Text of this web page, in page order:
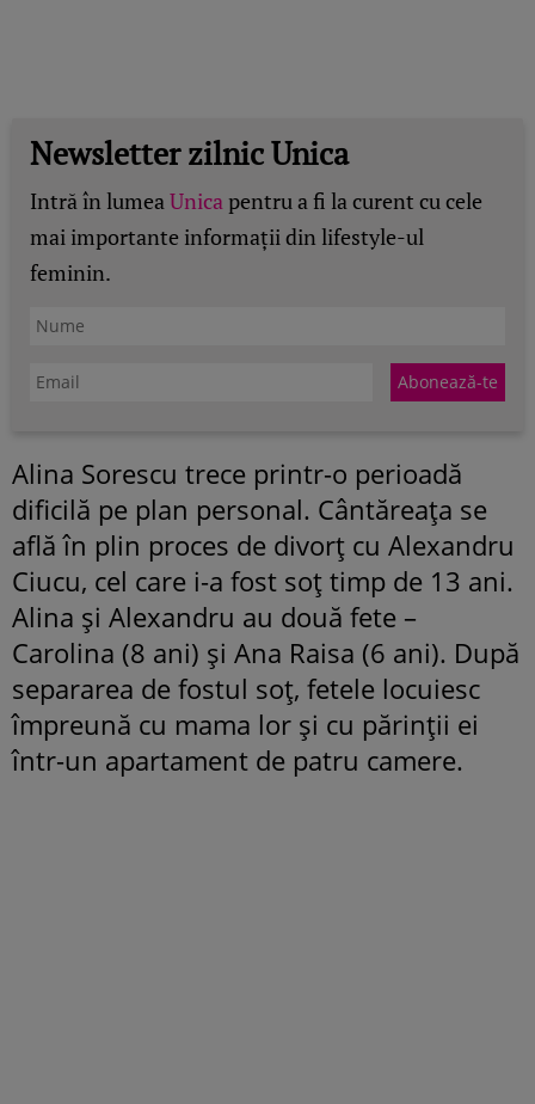
Newsletter zilnic Unica
Intră în lumeaUnicapentru a fi la curent cu cele
mai importante informații din lifestyle-ul
feminin.
Alina Sorescu trece printr-o perioadă
dificilă pe plan personal. Cântăreața se
află în plin proces de divorț cu Alexandru
Ciucu, cel care i-a fost soț timp de 13 ani.
Alina și Alexandru au două fete –
Carolina (8 ani) și Ana Raisa (6 ani). După
separarea de fostul soț, fetele locuiesc
împreună cu mama lor și cu părinții ei
într-un apartament de patru camere.